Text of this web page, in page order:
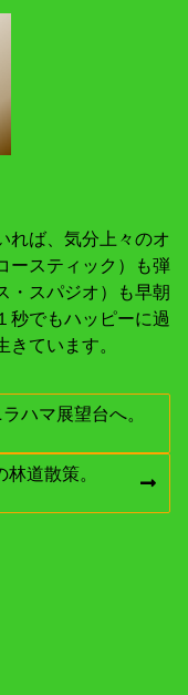
れば、気分上々のオ
ースティック）も弾
・スパジオ）も早朝
秒でもハッピーに過
ています。
ハマ展望台へ。
道散策。